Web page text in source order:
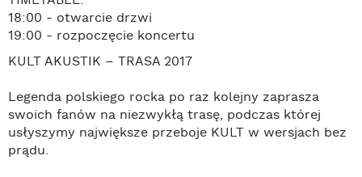
18:00 - otwarcie drzwi
19:00 - rozpoczęcie koncertu
KULT AKUSTIK – TRASA 2017
Legenda polskiego rocka po raz kolejny zaprasza
swoich fanów na niezwykłą trasę, podczas której
usłyszymy największe przeboje KULT w wersjach bez
prądu.